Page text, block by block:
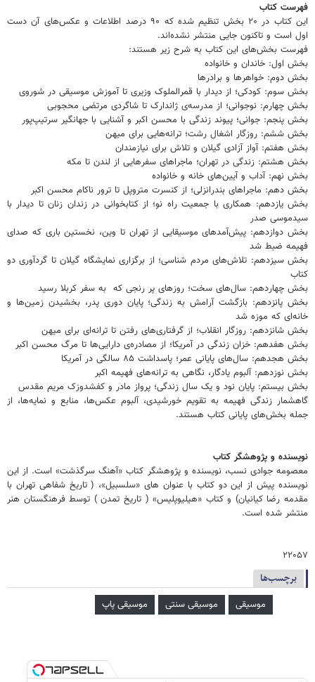
فهرست کتاب
این کتاب در ۲۰ بخش تنظیم شده که ۹۰ درصد اطلاعات و عکس‌های آن دست
اول است و تاکنون جایی منتشر نشده‌اند.
فهرست بخش‌های این کتاب به شرح زیر هستند:
بخش اول: خاندان و خانواده
بخش دوم: خواهرها و برادرها
بخش سوم: کودکی؛ از دیدار با قمرالملوک وزیری تا آموزش موسیقی در شوروی
بخش چهارم: نوجوانی؛ از مدرسه‌ی ژاندارک تا شاگردی مرتضی ‌محجوبی
بخش پنجم: جوانی؛ پیوند زندگی با محسن اکبر و آشنایی با جهانگیر سرتیپ‌پور
بخش ششم: روزگار اشغال رشت؛ ترانه‌هایی برای میهن
بخش هفتم: آواز آزادی گیلان و تلاش برای نیازمندان
بخش هشتم: زندگی در تهران؛ ماجراهای سفرهایی از لندن تا مکه
بخش نهم: آداب و آیین‌های خانه و خانواده
بخش دهم: ماجراهای بندرانزلی؛ از کنسرت متروپل تا ترور ناکام محسن اکبر
بخش یازدهم: همکاری با جمعیت راه نو؛ از کتابخوانی در زندان زنان تا دیدار با
سیدموسی صدر
بخش دوازدهم: پیش‌آمدهای ‌موسیقایی از تهران تا وین، نخستین باری که صدای
فهیمه ضبط شد
بخش سیزدهم: تلاش‌های مردم شناسی؛ از برگزاری نمایشگاه گیلان تا گردآوری دو
کتاب
بخش چهاردهم: سال‌های سخت؛ روزهای پر رنجی که به سفر کربلا رسید
بخش پانزدهم: بازگشت آرامش به زندگی؛ پایان دوری پدر، بخشیدن زمین‌ها و
خانه‌ای که موزه شد
بخش شانزدهم: روزگار انقلاب؛ از گرفتاری‌های رفتن تا ترانه‌ای برای میهن
بخش هفدهم: خزان زندگی در آمریکا؛ از مصادره‌ی دارایی‌ها تا مرگ محسن اکبر
بخش هجدهم: سال‌های پایانی عمر؛ پاسداشت ۸۵‌ سالگی در آمریکا
بخش نوزدهم: آلبوم یادگار، نگاهی به ترانه‌های فهیمه اکبر
بخش بیستم: پایان نود و یک سال زندگی؛ پرواز مادر و کفشدوزک مریم مقدس
گاهشمار زندگی فهیمه به تقویم خورشیدی، آلبوم عکس‌ها، منابع و نمایه‌ها، از
جمله بخش‌های پایانی کتاب هستند.
نویسنده و پژوهشگر کتاب
معصومه جوادی نسب، نویسنده و پژوهشگر کتاب «آهنگ سرگذشت» است. از این
نویسنده پیش از این دو کتاب با عنوان های «سلسبیل»، ( تاریخ شفاهی تهران با
مقدمه رضا کیانیان) و کتاب «هیلیوپلیس» ( تاریخ تمدن ) توسط فرهنگستان هنر
منتشر شده است.
۲۲۰۵۷
برچسب‌ها
موسیقی موسیقی سنتی موسیقی پاپ